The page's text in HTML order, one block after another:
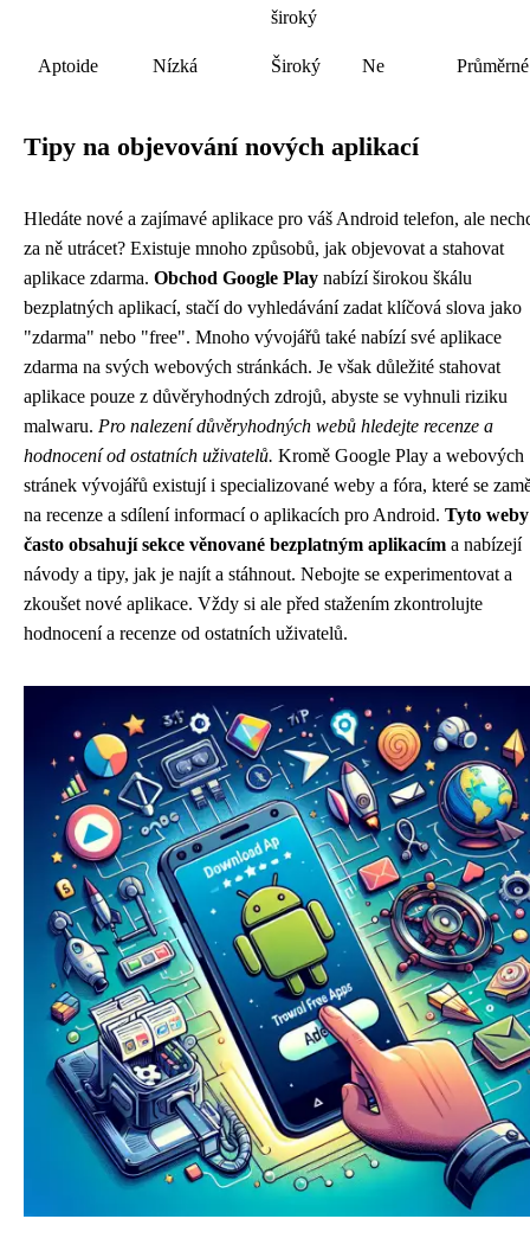
široký
Aptoide Nízká Široký Ne Průměrné
Tipy na objevování nových aplikací
Hledáte nové a zajímavé aplikace pro váš Android telefon, ale
za ně utrácet? Existuje mnoho způsobů, jak objevovat a stahovat
aplikace zdarma. Obchod Google Play nabízí širokou škálu
bezplatných aplikací, stačí do vyhledávání zadat klíčová slova jako
"zdarma" nebo "free". Mnoho vývojářů také nabízí své aplikace
zdarma na svých webových stránkách. Je však důležité stahovat
aplikace pouze z důvěryhodných zdrojů, abyste se vyhnuli riziku
malwaru. Pro nalezení důvěryhodných webů hledejte recenze a
hodnocení od ostatních uživatelů. Kromě Google Play a webových
stránek vývojářů existují i specializované weby a fóra, které se
na recenze a sdílení informací o aplikacích pro Android. Tyto weby
často obsahují sekce věnované bezplatným aplikacím a nabízejí
návody a tipy, jak je najít a stáhnout. Nebojte se experimentovat a
zkoušet nové aplikace. Vždy si ale před stažením zkontrolujte
hodnocení a recenze od ostatních uživatelů.